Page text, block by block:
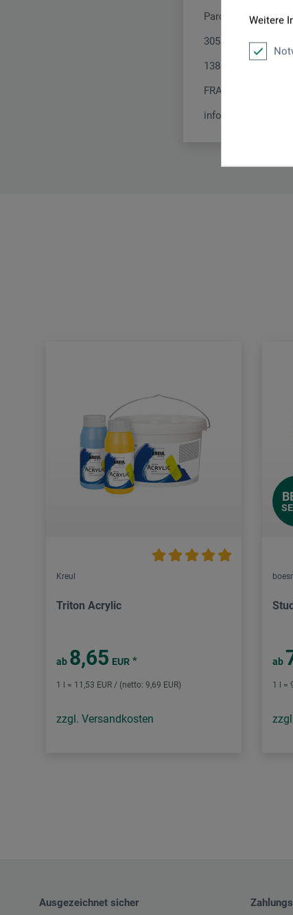
Weitere
Parc d'Activités de
305 Avenue du Pic
13881 Gemenos
FRANKREICH
info@pebeo.com
Kreul
Triton Acrylic
ab 8,65 EUR *
1 l = 11,53 EUR / (netto: 9,69 EUR)
zzgl. Versandkosten
ab
1 l =
Ausgezeichnet sicher